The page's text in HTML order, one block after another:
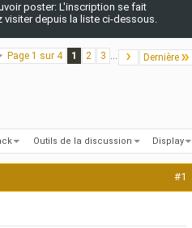
poster: L'inscription se fait
visiter depuis la liste ci-dessous.
Page 1 sur 4 1 2 3 ... Dernière
Outils de la discussion Display
#1